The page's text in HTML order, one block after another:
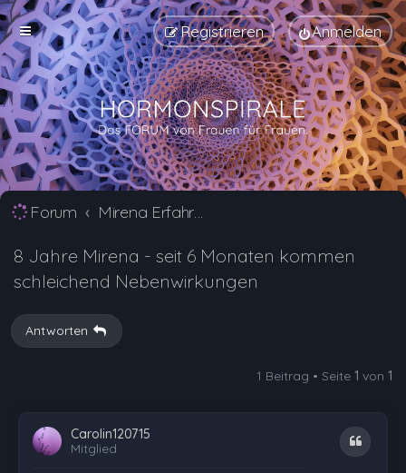
Anmelden
Registrieren
Forum Mirena Erfahrungsberichte und Nebenwirkungen
8 Jahre Mirena - seit 6 Monaten kommen
schleichend Nebenwirkungen
Antworten
1 Beitrag • Seite 1 von 1
Carolin120715
Mitglied
Zitat